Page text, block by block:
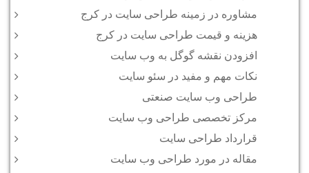
مشاوره در زمینه طراحی سایت در کرج
هزینه و قیمت طراحی سایت در کرج
افزودن نقشه گوگل به وب سایت
نکات مهم و مفید در سئو سایت
طراحی وب سایت صنعتی
مرکز تخصصی طراحی وب سایت
قرارداد طراحی سایت
مقاله در مورد طراحی وب سایت